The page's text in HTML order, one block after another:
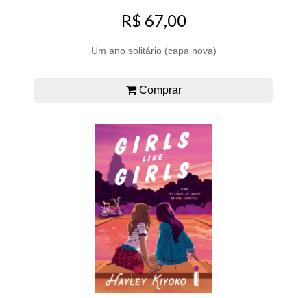
R$ 67,00
Um ano solitário (capa nova)
Comprar